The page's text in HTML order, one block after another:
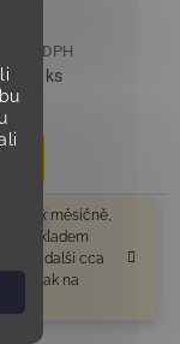
1-2x měsíčně,
skladem
o další cca
jak na
bez DPH
/ ks
ks